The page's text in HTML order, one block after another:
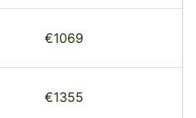
€1069
€1355